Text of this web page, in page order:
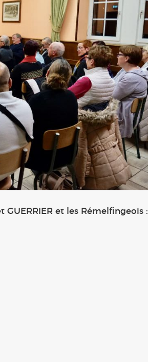
et les Rémelfingeois :